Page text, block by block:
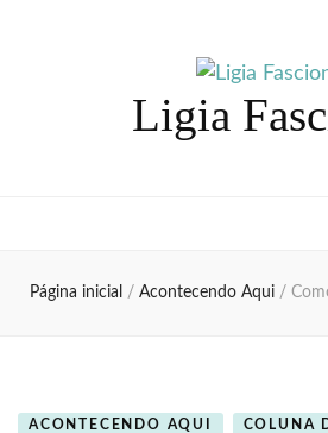
Ligia
Página inicial / Acontecendo Aqui /
ACONTECENDO AQUI COLUNA